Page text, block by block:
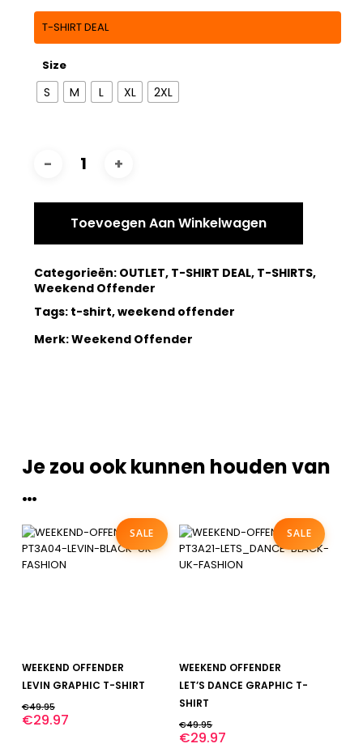
T-SHIRT DEAL
Size
S M L XL 2XL
Toevoegen Aan Winkelwagen
Categorieën: OUTLET, T-SHIRT DEAL, T-SHIRTS,
Weekend Offender
Tags: t-shirt,weekend offender
Merk:Weekend Offender
Je zou ook kunnen houden van
…
SALE
BEKIJK
product
heeft
meerdere
variaties.
WEEKEND OFFENDER
LEVIN GRAPHIC T-SHIRT
€49.95
€29.97
SALE
BEKIJK
product
heeft
meerdere
variaties.
Deze
WEEKEND OFFENDER
LET’S DANCE GRAPHIC T-
SHIRT
€49.95
€29.97